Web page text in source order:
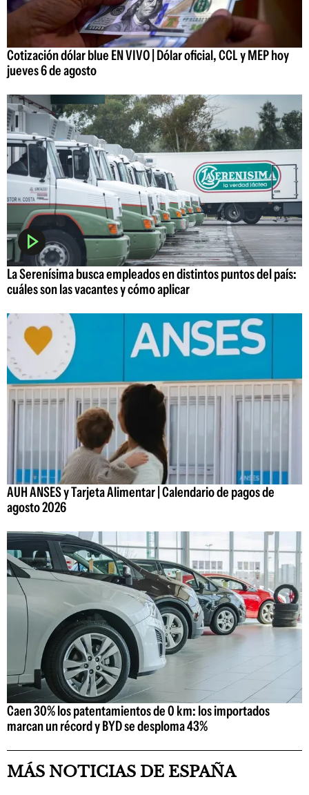
Cotización dólar blue EN VIVO | Dólar oficial, CCL y MEP hoy
jueves 6 de agosto
La Serenísima busca empleados en distintos puntos del país:
cuáles son las vacantes y cómo aplicar
AUH ANSES y Tarjeta Alimentar | Calendario de pagos de
agosto 2026
Caen 30% los patentamientos de 0 km: los importados
marcan un récord y BYD se desploma 43%
MÁS NOTICIAS DE ESPAÑA